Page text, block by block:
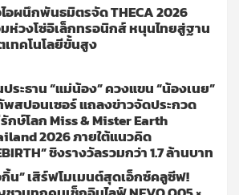
อผนึกพันธมิตรจัด THECA 2026
ห่วงโซ่อิเล็กทรอนิกส์ หนุนไทยสู่ฐาน
ทคโนโลยีขั้นสูง
ระธาน “แม่น้อง” ควงแขน “น้องเนย”
สปอนเซอร์ แถลงข่าวจัดประกวด
กษ์โลก Miss & Mister Earth
2026 ภายใต้แนวคิด
ชิงรางวัลรวมกว่า 1.7 ล้านบาท
น” เสิร์ฟโมเมนต์สุดเอ็กซ์คลูซีฟ!